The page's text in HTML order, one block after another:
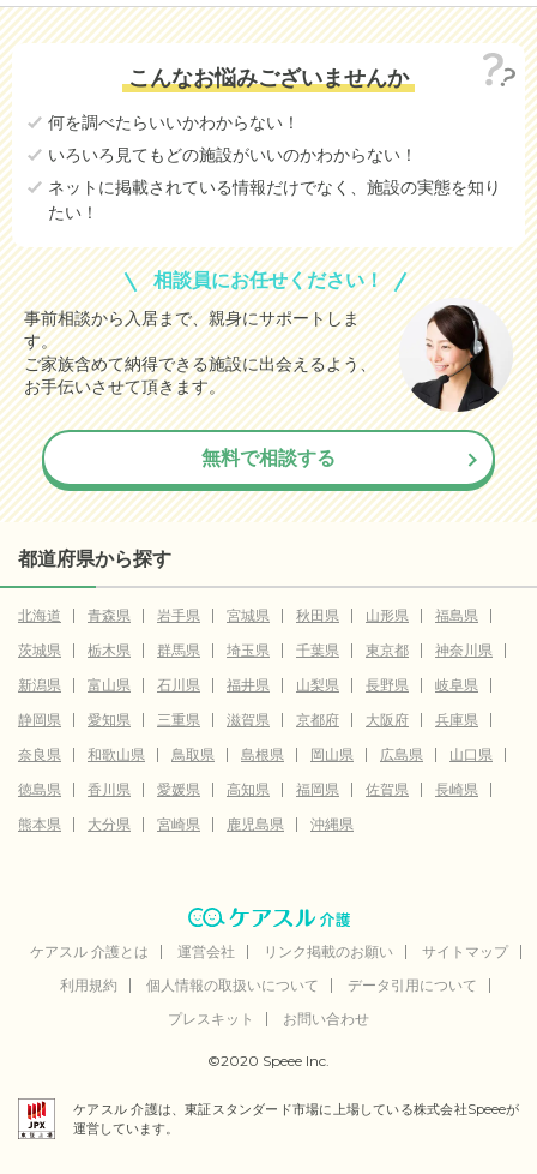
こんなお悩みございませんか
何を調べたらいいかわからない！
いろいろ見てもどの施設がいいのかわからない！
ネットに掲載されている情報だけでなく、施設の実態を知り
たい！
相談員にお任せください！
事前相談から入居まで、親身にサポートしま
す。
ご家族含めて納得できる施設に出会えるよう、
お手伝いさせて頂きます。
無料で相談する
都道府県から探す
北海道 青森県 岩手県 宮城県 秋田県 山形県
福島県
茨城県
栃木県 群馬県 埼玉県 千葉県 東京都
神奈川県
新潟県
富山県 石川県 福井県 山梨県 長野県
岐阜県
静岡県
愛知県 三重県 滋賀県 京都府 大阪府
兵庫県
奈良県
和歌山県 鳥取県 島根県 岡山県 広島県
山口県
徳島県
香川県 愛媛県 高知県 福岡県 佐賀県
長崎県
熊本県
大分県 宮崎県 鹿児島県 沖縄県
ケアスル 介護とは 運営会社 リンク掲載のお願い
サイトマップ
利用規約
個人情報の取扱いについて
データ引用について
プレスキット
お問い合わせ
©2020 Speee Inc.
ケアスル 介護は、東証スタンダード市場に上場している株式会社Speeeが
運営しています。